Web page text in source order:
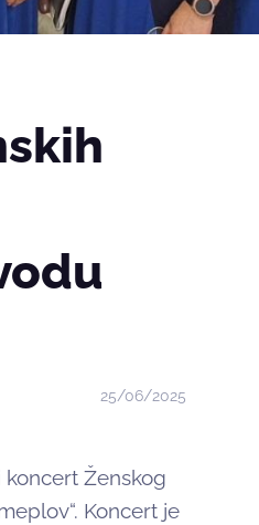
25/06/2025
Ženskog
Koncert je